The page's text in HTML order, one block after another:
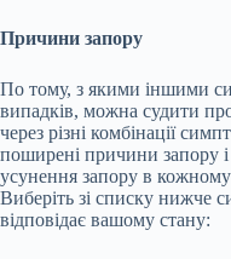
Причини запору
По тому, з якими іншими
випадків, можна судити
через різні комбінації
поширені причини запору
усунення запору в
Виберіть зі списку нижче
відповідає вашому стану: